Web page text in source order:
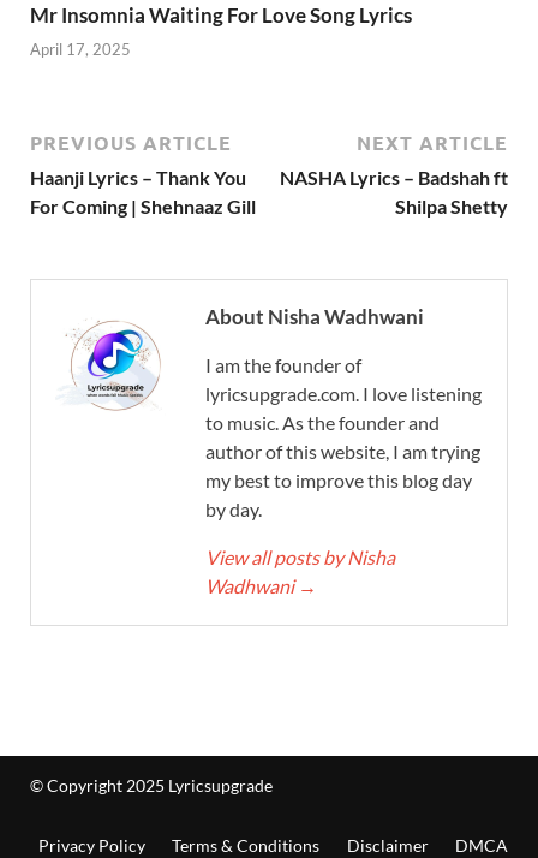
Mr Insomnia Waiting For Love Song Lyrics
April 17, 2025
PREVIOUS ARTICLE
Haanji Lyrics – Thank You
For Coming | Shehnaaz Gill
NEXT ARTICLE
NASHA Lyrics – Badshah ft
Shilpa Shetty
About Nisha Wadhwani
I am the founder of
lyricsupgrade.com. I love listening
to music. As the founder and
author of this website, I am trying
my best to improve this blog day
by day.
View all posts by Nisha
Wadhwani →
© Copyright 2025 Lyricsupgrade
Privacy Policy Terms & Conditions Disclaimer DMCA